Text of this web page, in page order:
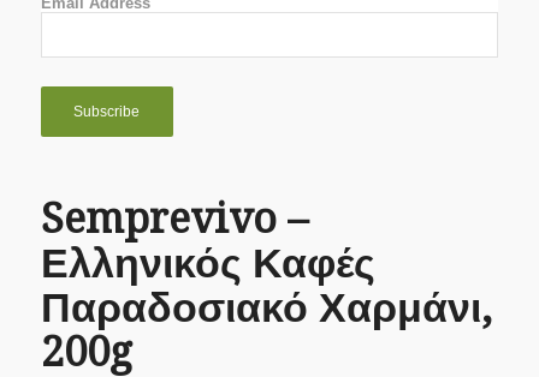
Semprevivo –
Ελληνικός Καφές
Παραδοσιακό Χαρμάνι,
200g